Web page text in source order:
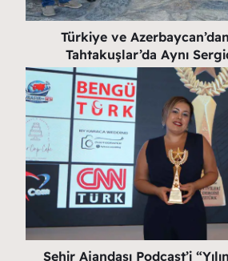
Türkiye ve
Tahtakuşlar’da Aynı
Şehir Ajandası Podcast’i